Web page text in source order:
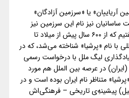
یا «سرزمین آزادگان»
نیز نام این سرزمین نیز
ایران، اران، یا ایرانشهر بود. گفتیم که از ۶۰۰ سال پیش از میلاد تا
با نام «پرشیا» شناخته می‌شد، که در
بنیادگذاری لیگ ملل با درخواست رسمی
در عرصه بین الملل هم مورد
متناظر نام ایران بوده است و در
پیشینه‌ِی تاریخی – فرهنگی‌اش